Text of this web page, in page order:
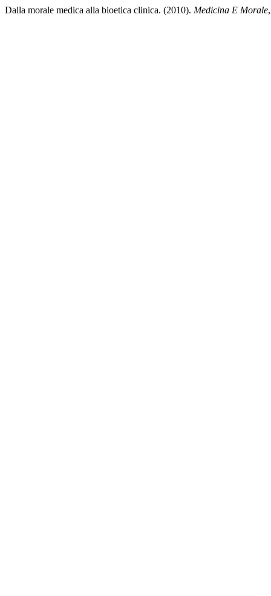
Dalla morale medica alla bioetica clinica. (2010). Medicina E Morale